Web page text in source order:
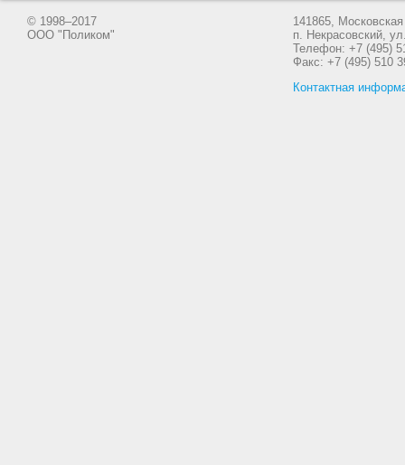
© 1998–2017
ООО "Поликом"
141865,
п. Некрасовский,
Телефон: +7 (495)
Факс: +7 (495) 510
Контактная